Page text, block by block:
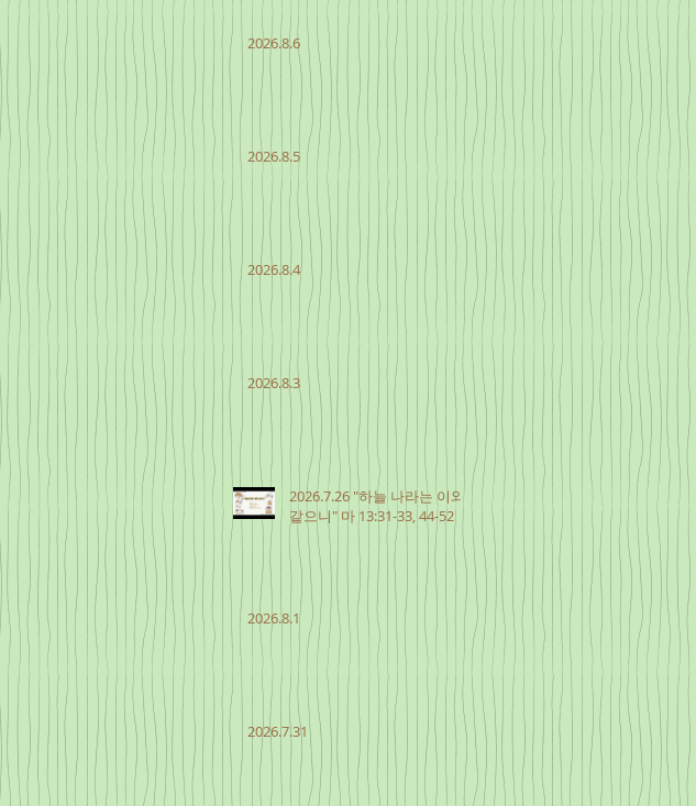
2026.8.6
2026.8.5
2026.8.4
2026.8.3
2026.7.26 "하늘 나라는 이와
같으니" 마 13:31-33, 44-52
2026.8.1
2026.7.31